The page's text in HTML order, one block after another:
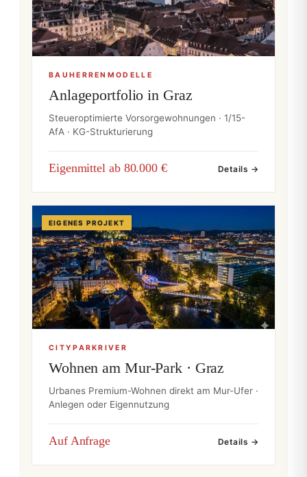
BAUHERRENMODELLE
Anlageportfolio in Graz
Steueroptimierte Vorsorgewohnungen · 1/15-
AfA · KG-Strukturierung
Eigenmittel ab 80.000 € Details →
EIGENES PROJEKT
CITYPARKRIVER
Wohnen am Mur-Park · Graz
Urbanes Premium-Wohnen direkt am Mur-Ufer ·
Anlegen oder Eigennutzung
Auf Anfrage Details →